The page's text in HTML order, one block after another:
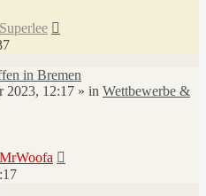
Superlee
in Bremen
2023, 12:17 » in Wettbewerbe &
MrWoofa